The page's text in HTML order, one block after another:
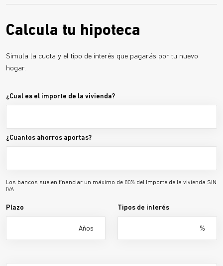
Calcula tu hipoteca
Simula la cuota y el tipo de interés que pagarás por tu nuevo
hogar.
¿Cual es el importe de la vivienda?
¿Cuantos ahorros aportas?
Los bancos suelen financiar un máximo de 80% del Importe de la vivienda SIN
IVA
Plazo
Años
Tipos de interés
%